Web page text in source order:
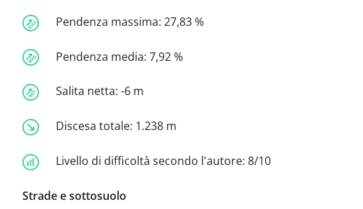
Pendenza massima: 27,83 %
Pendenza media: 7,92 %
Salita netta: -6 m
Discesa totale: 1.238 m
Livello di difficoltà secondo l'autore: 8/10
Strade e sottosuolo